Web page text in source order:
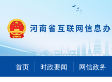
首页 时政要闻 网信政务